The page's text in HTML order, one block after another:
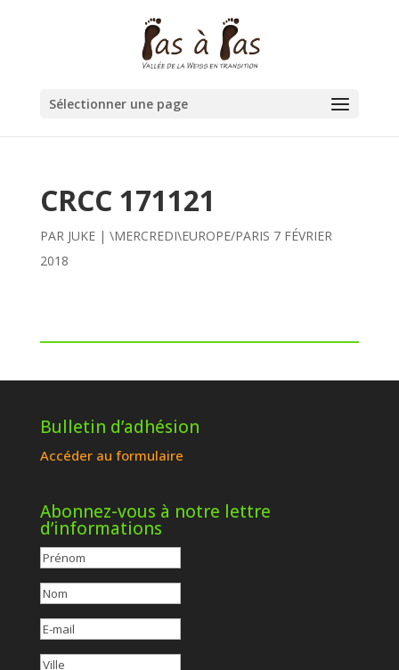
Sélectionner une page
CRCC 171121
PAR JUKE| \MERCREDI\EUROPE/PARIS 7 FÉVRIER
2018
Bulletin d’adhésion
Accéder au formulaire
Abonnez-vous à notre lettre
d’informations